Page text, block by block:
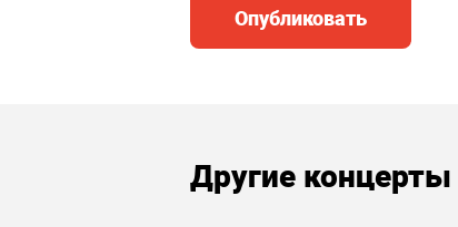
Опубликовать
Другие